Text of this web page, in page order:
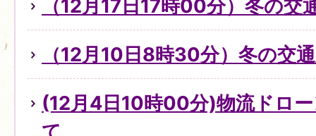
（12月17日17時00分）冬の交
（12月10日8時30分）冬の交
(12月4日10時00分)物流ドロ